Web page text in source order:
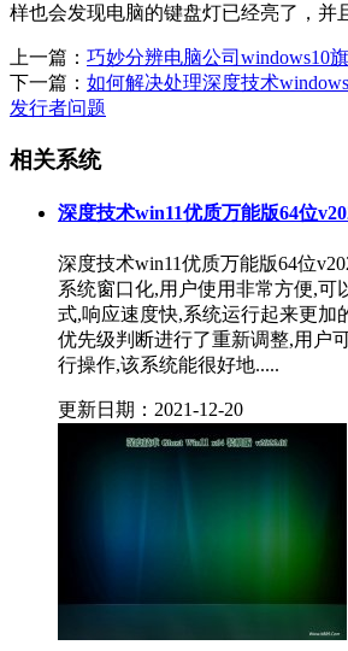
样也会发现电脑的键盘灯已经亮了，并
上一篇： 巧妙分辨电脑公司windows10
下一篇： 如何解决处理深度技术
发行者问题
相关系统
深度技术win11优质万能版64位
深度技术win11优质万能版64位
系统窗口化,用户使用非常方便,可
式,响应速度快,系统运行起来更加
优先级判断进行了重新调整,用户
行操作,该系统能很好地.....
更新日期：2021-12-20